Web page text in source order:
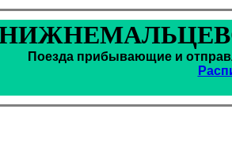
Поезда прибывающие и